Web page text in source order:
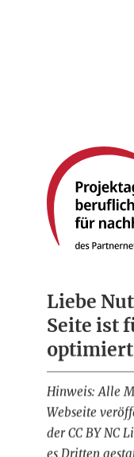
Liebe
Seite ist
Hinweis: Alle
Webseite
der CC BY NC
es Dritten